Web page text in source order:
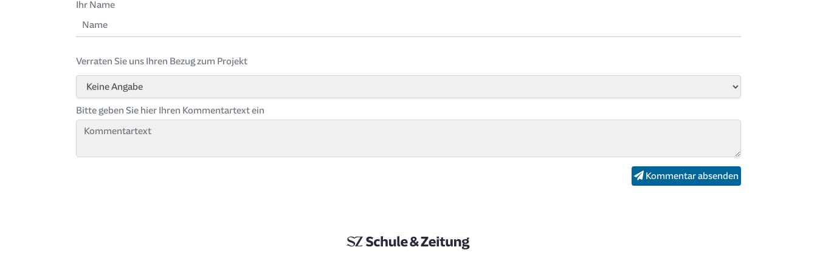
Ihr Name
Verraten Sie uns Ihren Bezug zum Projekt
Bitte geben Sie hier Ihren Kommentartext ein
Kommentar absenden